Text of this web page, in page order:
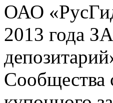
ОАО
2013 года
Сообщества